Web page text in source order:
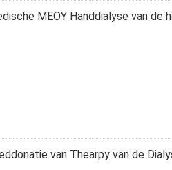
MEOY Handdialyse van de
van Thearpy van de